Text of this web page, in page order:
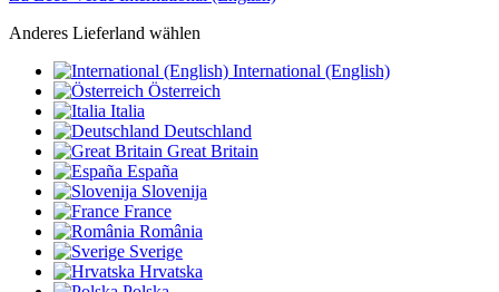
Anderes Lieferland wählen
International (English)
Österreich
Italia
Deutschland
Great Britain
España
Slovenija
France
România
Sverige
Hrvatska